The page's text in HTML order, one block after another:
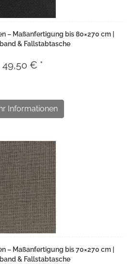
– Maßanfertigung bis 80×270 cm |
& Fallstabtasche
49,50 € *
Informationen
– Maßanfertigung bis 70×270 cm |
& Fallstabtasche